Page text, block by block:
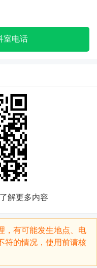
室电话
解更多内容
，有可能发生地点、电
符的情况，使用前请核